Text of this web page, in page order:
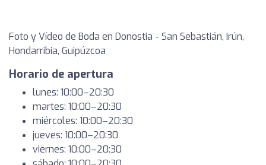
Foto y Vídeo de Boda en Donostia - San Sebastián, Irún,
Hondarribia, Guipúzcoa
Horario de apertura
lunes: 10:00–20:30
martes: 10:00–20:30
miércoles: 10:00–20:30
jueves: 10:00–20:30
viernes: 10:00–20:30